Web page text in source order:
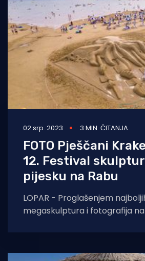
02 srp. 2023 3 MIN. ČITANJA
FOTO Pješčani
12. Festival
pijesku na Rabu
LOPAR - Proglašenjem
megaskulptura i fotografija
završio je